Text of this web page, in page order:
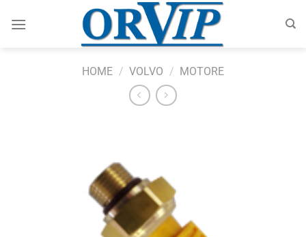
HOME / VOLVO / MOTORE